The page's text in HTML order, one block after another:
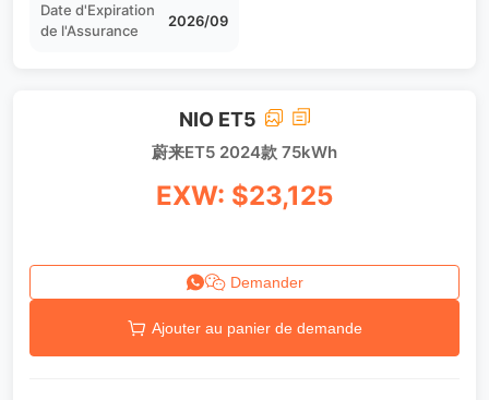
Date d'Expiration
de l'Assurance
2026/09
NIO ET5
蔚来ET5 2024款 75kWh
EXW: $23,125
Demander
Ajouter au panier de demande